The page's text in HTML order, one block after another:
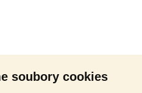
soubory cookies